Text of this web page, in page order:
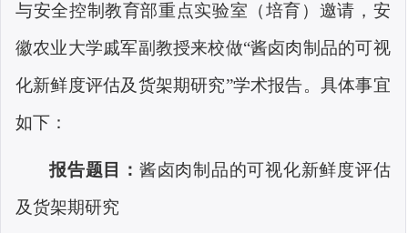
与安全控制教育部重点实验室（培育）邀请，安
徽农业大学戚军副教授来校做“酱卤肉制品的可视
化新鲜度评估及货架期研究”学术报告。具体事宜
如下：
报告题目： 酱卤肉制品的可视化新鲜度评估
及货架期研究